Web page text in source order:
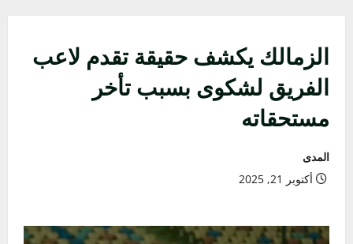
الزمالك يكشف حقيقة تقدم لاعب
الفريق لشكوى بسبب تأخر
مستحقاته
المدى
أكتوبر 21, 2025